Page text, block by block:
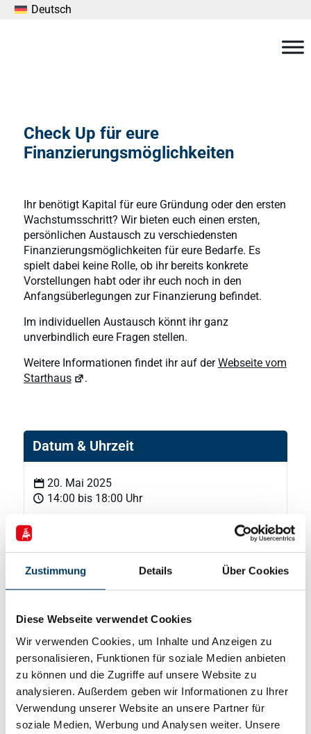
Zustimmung Details Über Cookies
Diese Webseite verwendet Cookies
Wir verwenden Cookies, um Inhalte und Anzeigen zu
personalisieren, Funktionen für soziale Medien anbieten
zu können und die Zugriffe auf unsere Website zu
analysieren. Außerdem geben wir Informationen zu Ihrer
Verwendung unserer Website an unsere Partner für
soziale Medien, Werbung und Analysen weiter. Unsere
Deutsch
Check Up für eure
Finanzierungsmöglichkeiten
Ihr benötigt Kapital für eure Gründung oder den ersten
Wachstumsschritt? Wir bieten euch einen ersten,
persönlichen Austausch zu verschiedensten
Finanzierungsmöglichkeiten für eure Bedarfe. Es
spielt dabei keine Rolle, ob ihr bereits konkrete
Vorstellungen habt oder ihr euch noch in den
Anfangsüberlegungen zur Finanzierung befindet.
Im individuellen Austausch könnt ihr ganz
unverbindlich eure Fragen stellen.
Weitere Informationen findet ihr auf derWebseite vom
Starthaus
.
Datum & Uhrzeit
20. Mai 2025
14:00 bis 18:00 Uhr
Domshof 14/15
28195 Bremen
Deutschland